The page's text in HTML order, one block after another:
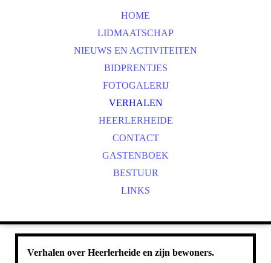
HOME
LIDMAATSCHAP
NIEUWS EN ACTIVITEITEN
BIDPRENTJES
FOTOGALERIJ
VERHALEN
HEERLERHEIDE
CONTACT
GASTENBOEK
BESTUUR
LINKS
Verhalen over Heerlerheide en zijn bewoners.